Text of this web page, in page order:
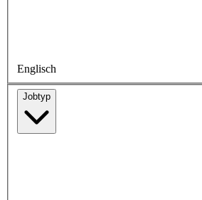
Englisch
Jobtyp